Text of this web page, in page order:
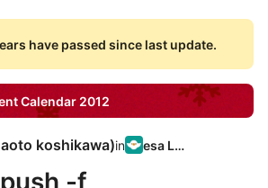
have passed since last update.
Calendar 2012
koshikawa)in esa LLC
-f